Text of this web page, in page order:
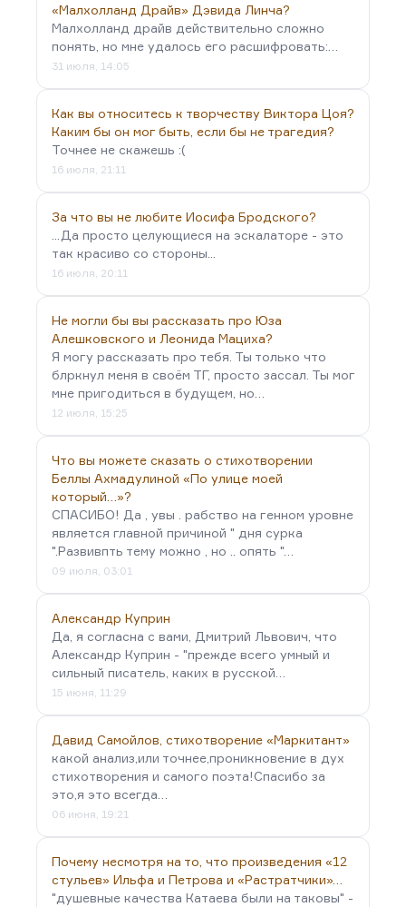
«Малхолланд Драйв» Дэвида Линча?
Малхолланд драйв действительно сложно
понять, но мне удалось его расшифровать:…
31 июля, 14:05
Как вы относитесь к творчеству Виктора Цоя?
Каким бы он мог быть, если бы не трагедия?
Точнее не скажешь :(
16 июля, 21:11
За что вы не любите Иосифа Бродского?
...Да просто целующиеся на эскалаторе - это
так красиво со стороны...
16 июля, 20:11
Не могли бы вы рассказать про Юза
Алешковского и Леонида Мациха?
Я могу рассказать про тебя. Ты только что
блркнул меня в своём ТГ, просто зассал. Ты мог
мне пригодиться в будущем, но…
12 июля, 15:25
Что вы можете сказать о стихотворении
Беллы Ахмадулиной «По улице моей
который…»?
СПАСИБО! Да , увы . рабство на генном уровне
является главной причиной " дня сурка
".Развивпть тему можно , но .. опять "…
09 июля, 03:01
Александр Куприн
Да, я согласна с вами, Дмитрий Львович, что
Александр Куприн - "прежде всего умный и
сильный писатель, каких в русской…
15 июня, 11:29
Давид Самойлов, стихотворение «Маркитант»
какой анализ,или точнее,проникновение в дух
стихотворения и самого поэта!Спасибо за
это,я это всегда…
06 июня, 19:21
Почему несмотря на то, что произведения «12
стульев» Ильфа и Петрова и «Растратчики»…
"душевные качества Катаева были на таковы" -